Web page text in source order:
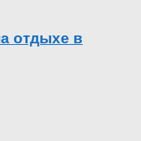
отдыхе в